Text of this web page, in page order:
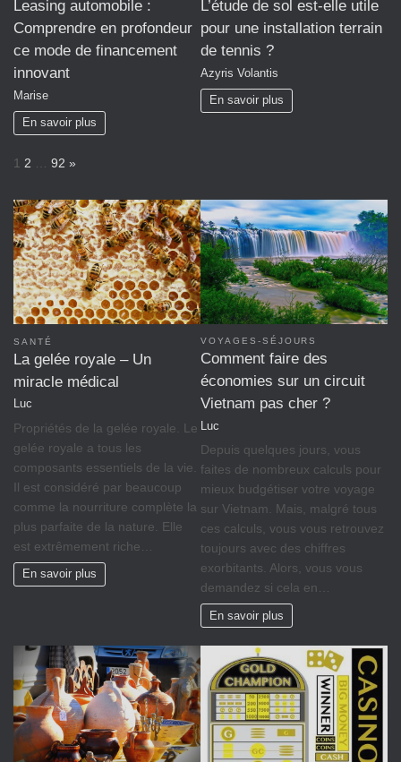
Leasing automobile :
Comprendre en profondeur
ce mode de financement
innovant
Marise
En savoir plus
L’étude de sol est-elle utile
pour une installation terrain
de tennis ?
Azyris Volantis
En savoir plus
P
g
e
:
1 2 92 N
x
t
»
SANTÉ
La gelée royale – Un
miracle médical
Luc
Propriétés de la gelée royale. Le
gelée royale a tous les
composants essentiels de la vie.
Il est considéré par beaucoup
comme la nourriture complète la
plus parfaite de la nature. Elle
est extrêmement riche…
En savoir plus
VOYAGES-SÉJOURS
Comment faire des
économies sur un circuit
Vietnam pas cher ?
Luc
Depuis quelques jours, vous
faites de nombreux calculs pour
mieux budgétiser votre voyage
sur Vietnam. Mais, malgré tous
ces calculs, vous vous retrouvez
toujours avec des chiffres
exorbitants. Alors, vous vous
demandez si cela en…
En savoir plus